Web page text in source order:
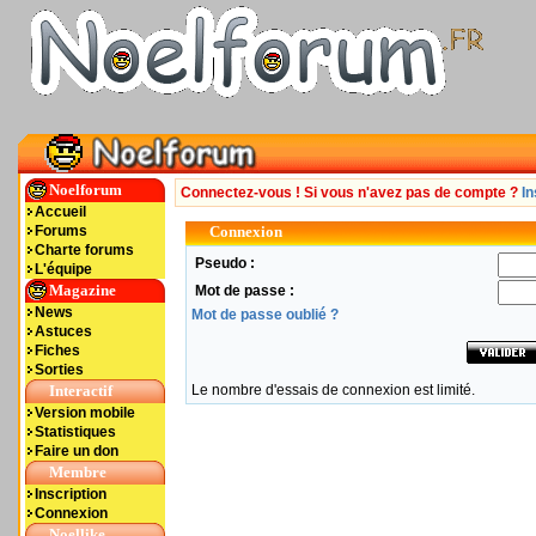
Noelforum
Accueil
Forums
Charte forums
L'équipe
Magazine
News
Astuces
Fiches
Sorties
Interactif
Version mobile
Statistiques
Faire un don
Membre
Inscription
Connexion
Connectez-vous ! Si vous n'avez pas de compte ?
Connexion
Pseudo :
Mot de passe :
Mot de passe oublié ?
Le nombre d'essais de connexion est limité.